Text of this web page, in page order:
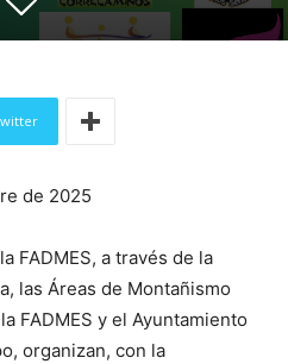
de 2025
FADMES, a través de la
las Áreas de Montañismo
FADMES y el Ayuntamiento
organizan, con la